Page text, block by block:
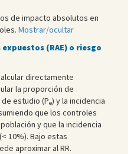
de impacto absolutos en
Mostrar/ocultar
(RAE) o riesgo
directamente
la proporción de
estudio (Pe) y la incidencia
que los controles
y que la incidencia
10%). Bajo estas
aproximar al RR.